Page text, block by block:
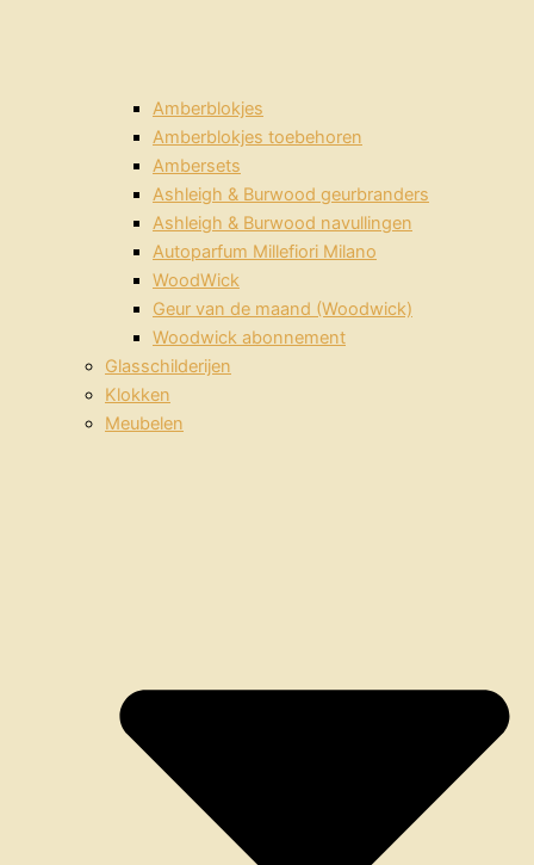
Amberblokjes
Amberblokjes toebehoren
Ambersets
Ashleigh & Burwood geurbranders
Ashleigh & Burwood navullingen
Autoparfum Millefiori Milano
WoodWick
Geur van de maand (Woodwick)
Woodwick abonnement
Glasschilderijen
Klokken
Meubelen